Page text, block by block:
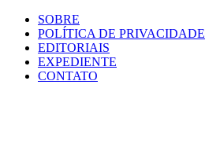
SOBRE
POLÍTICA DE PRIVACIDADE
EDITORIAIS
EXPEDIENTE
CONTATO